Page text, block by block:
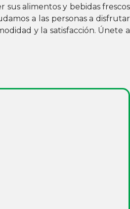
sus alimentos y bebidas frescos
a las personas a disfrutar
y la satisfacción. Únete a